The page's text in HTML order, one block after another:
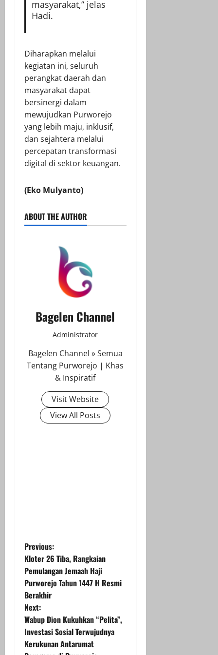
masyarakat,” jelas
Hadi.
Diharapkan melalui
kegiatan ini, seluruh
perangkat daerah dan
masyarakat dapat
bersinergi dalam
mewujudkan Purworejo
yang lebih maju, inklusif,
dan sejahtera melalui
percepatan transformasi
digital di sektor keuangan.
(Eko Mulyanto)
ABOUT THE AUTHOR
Bagelen Channel
Administrator
Bagelen Channel » Semua
Tentang Purworejo | Khas
& Inspiratif
Visit Website
View All Posts
P
o
s
t
n
Previous:
Kloter 26 Tiba, Rangkaian
Pemulangan Jemaah Haji
Purworejo Tahun 1447 H Resmi
Berakhir
Next:
Wabup Dion Kukuhkan “Pelita”,
Investasi Sosial Terwujudnya
Kerukunan Antarumat